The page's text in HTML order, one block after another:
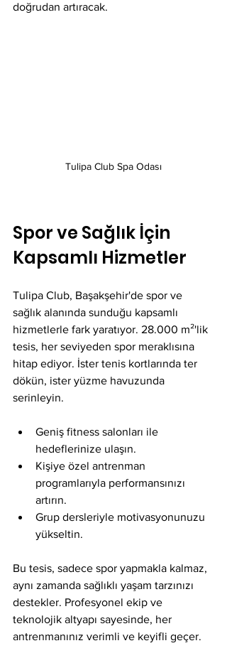
doğrudan artıracak.
Tulipa Club Spa Odası
Spor ve Sağlık İçin
Kapsamlı Hizmetler
Tulipa Club, Başakşehir'de spor ve
sağlık alanında sunduğu kapsamlı
hizmetlerle fark yaratıyor. 28.000 m²'lik
tesis, her seviyeden spor meraklısına
hitap ediyor. İster tenis kortlarında ter
dökün, ister yüzme havuzunda
serinleyin.
Geniş fitness salonları ile
hedeflerinize ulaşın.
Kişiye özel antrenman
programlarıyla performansınızı
artırın.
Grup dersleriyle motivasyonunuzu
yükseltin.
Bu tesis, sadece spor yapmakla kalmaz,
aynı zamanda sağlıklı yaşam tarzınızı
destekler. Profesyonel ekip ve
teknolojik altyapı sayesinde, her
antrenmanınız verimli ve keyifli geçer.